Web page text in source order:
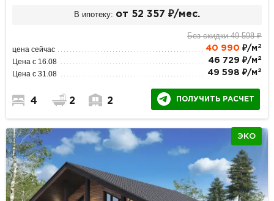
В ипотеку: от 52 357 ₽/мес.
Без скидки 49 598 ₽
цена сейчас 40 990 ₽/м 2
Цена с 16.08 46 729 ₽/м 2
Цена с 31.08 49 598 ₽/м 2
4 2 2 ПОЛУЧИТЬ РАСЧЕТ
ЭКО